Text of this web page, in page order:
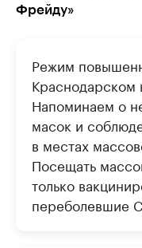
Фрейду»
Режим
Краснодарском
Напоминаем о
масок и
в местах
Посещать
только
переболевшие